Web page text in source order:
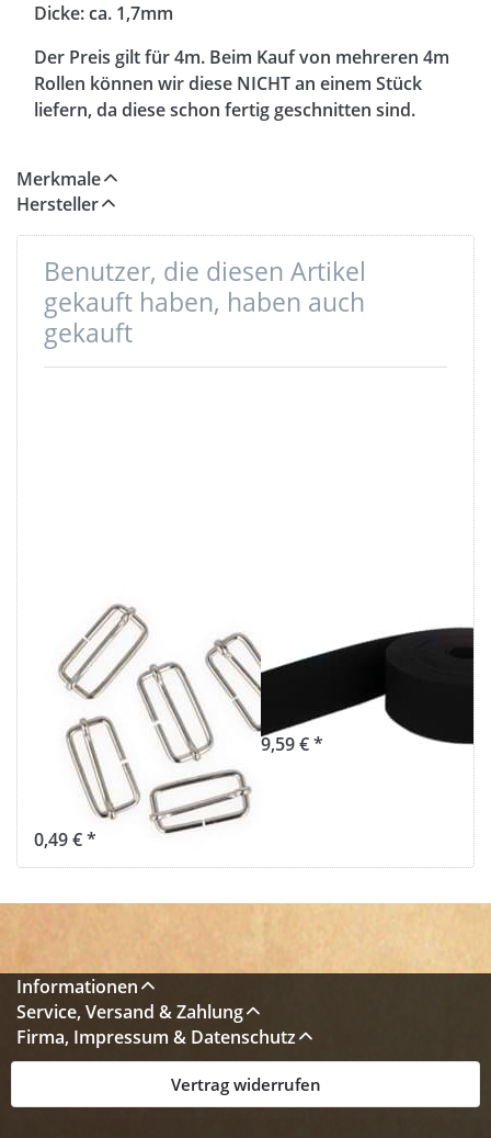
Dicke: ca. 1,7mm
Der Preis gilt für 4m. Beim Kauf von mehreren 4m
Rollen können wir diese NICHT an einem Stück
liefern, da diese schon fertig geschnitten sind.
Merkmale
Hersteller
Benutzer, die diesen Artikel
gekauft haben, haben auch
gekauft
Regulator /
Schieber aus
Stahl -
41x17x3,5mm -
für 40mm
Gurtband - 1
Stück
0,49 € *
Taschenband -
40mm breit -
Farbe: schwarz
9,59 € *
Informationen
Service, Versand & Zahlung
Firma, Impressum & Datenschutz
Vertrag widerrufen